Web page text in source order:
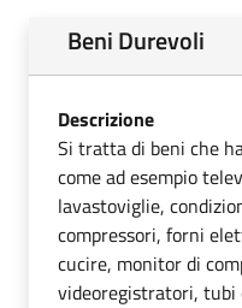
Beni Durevoli
Descrizione
Si tratta di beni che
come ad esempio
lavastoviglie,
compressori, forni
cucire, monitor di
videoregistratori, tubi